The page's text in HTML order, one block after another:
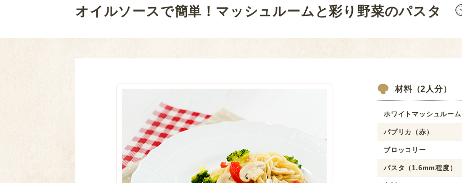
オイルソースで簡単！マッシュルームと彩り野菜のパスタ
材料（2人分）
ホワイトマッシュルーム
パプリカ（赤）
ブロッコリー
パスタ（1.6mm程度）